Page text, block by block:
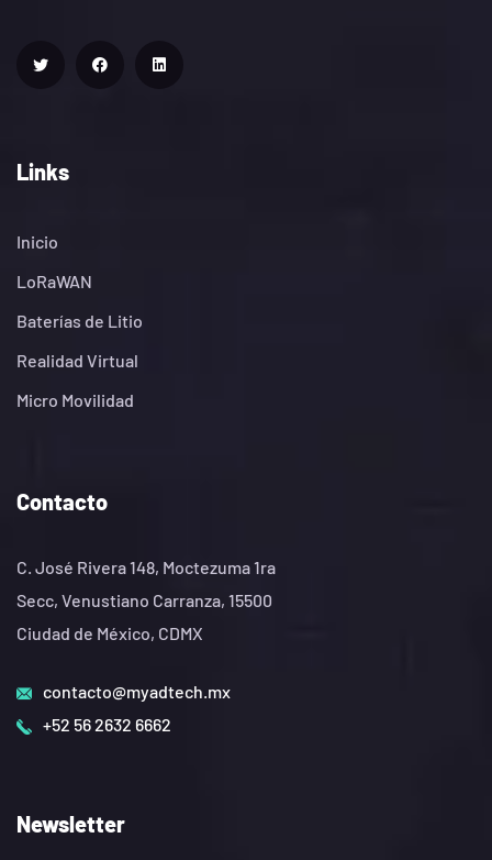
Links
Inicio
LoRaWAN
Baterías de Litio
Realidad Virtual
Micro Movilidad
Contacto
C. José Rivera 148, Moctezuma 1ra
Secc, Venustiano Carranza, 15500
Ciudad de México, CDMX
contacto@myadtech.mx
+52 56 2632 6662
Newsletter